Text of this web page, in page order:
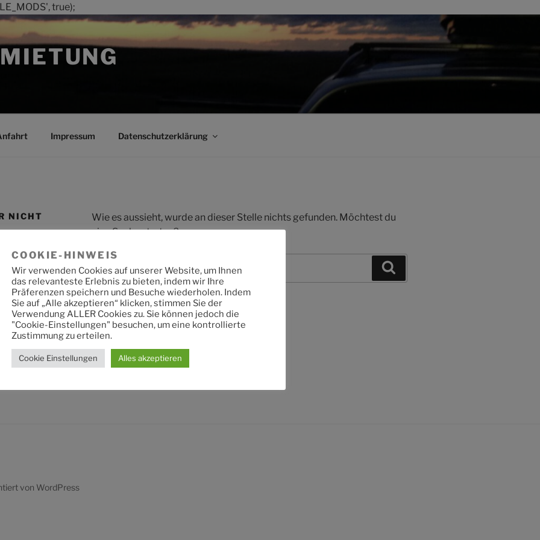
true);
Impressum Datenschutzerklärung
NICHT
Wie es aussieht, wurde an dieser Stelle nichts gefunden. Möchtest du
eine Suche starten?
Suche
nach:
von WordPress
COOKIE-HINWEIS
Wir verwenden Cookies auf unserer Website, um Ihnen
das relevanteste Erlebnis zu bieten, indem wir Ihre
Präferenzen speichern und Besuche wiederholen. Indem
Sie auf „Alle akzeptieren“ klicken, stimmen Sie der
Verwendung ALLER Cookies zu. Sie können jedoch die
"Cookie-Einstellungen" besuchen, um eine kontrollierte
Zustimmung zu erteilen.
Cookie Einstellungen Alles akzeptieren